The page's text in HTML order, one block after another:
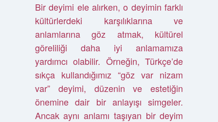
Bir deyimi ele alırken, o deyimin farklı
kültürlerdeki karşılıklarına ve
anlamlarına göz atmak, kültürel
göreliliği daha iyi anlamamıza
yardımcı olabilir. Örneğin, Türkçe’de
sıkça kullandığımız “göz var nizam
var” deyimi, düzenin ve estetiğin
önemine dair bir anlayışı simgeler.
Ancak aynı anlamı taşıyan bir deyim